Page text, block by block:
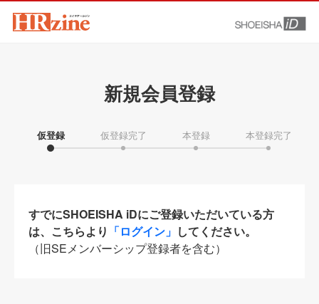
新規会員登録
仮登録 仮登録完了 本登録 本登録完了
すでにSHOEISHA iDにご登録いただいている方
は、こちらより 「ログイン」 してください。
（旧SEメンバーシップ登録者を含む）